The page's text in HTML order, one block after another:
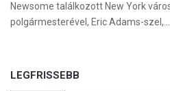
Newsome találkozott New York
polgármesterével, Eric Adams-szel,…
LEGFRISSEBB